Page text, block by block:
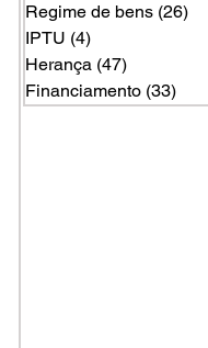
Regime de bens (26)
IPTU (4)
Herança (47)
Financiamento (33)